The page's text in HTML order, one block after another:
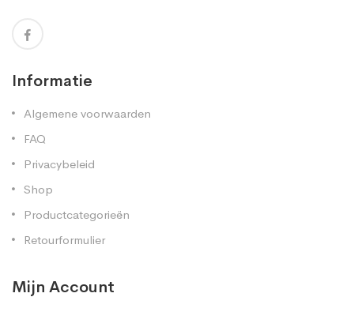
Informatie
Algemene voorwaarden
FAQ
Privacybeleid
Shop
Productcategorieën
Retourformulier
Mijn Account